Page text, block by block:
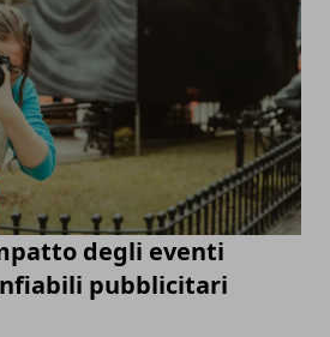
degli eventi
pubblicitari